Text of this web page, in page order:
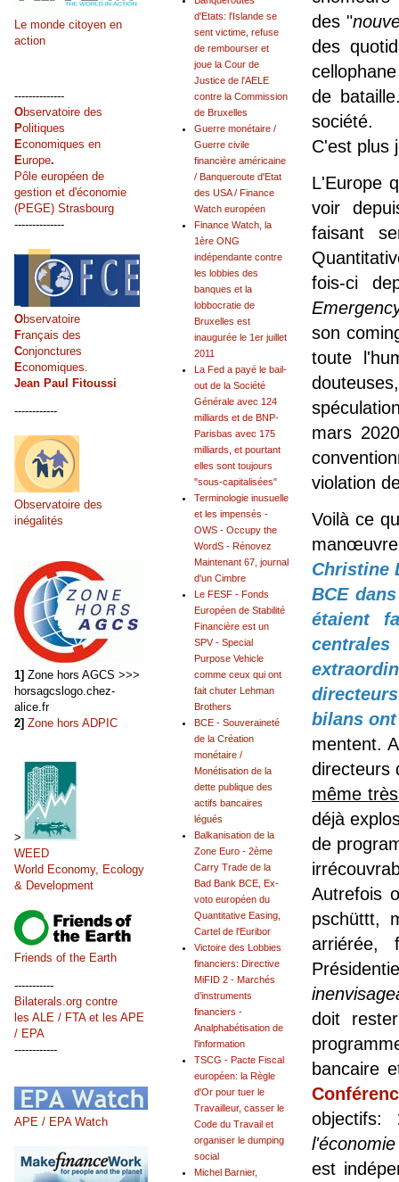
des "
des
de
société.
C'est plus
L'Europe
voir
faisant
fois-ci
son
toute
mars
violation
Voilà ce
Christine
BCE
étaient
bilans
mentent.
directeurs
même
déjà
de
Autrefois
pschüttt,
arriérée,
doit
bancaire
objectifs:
est
d'Etats: l'Islande se
sent victime, refuse
de rembourser et
joue la Cour de
Justice de l'AELE
contre la Commission
de Bruxelles
Guerre monétaire /
Guerre civile
financière américaine
/ Banqueroute d'Etat
des USA / Finance
Watch européen
Finance Watch, la
1ère ONG
indépendante contre
les lobbies des
banques et la
lobbocratie de
Bruxelles est
inaugurée le 1er juillet
2011
La Fed a payé le bail-
out de la Société
Générale avec 124
milliards et de BNP-
Parisbas avec 175
milliards, et pourtant
elles sont toujours
"sous-capitalisées"
Terminologie inusuelle
et les impensés -
OWS - Occupy the
WordS - Rénovez
Maintenant 67, journal
d'un Cimbre
Le FESF - Fonds
Européen de Stabilité
Financière est un
SPV - Special
Purpose Vehicle
comme ceux qui ont
fait chuter Lehman
Brothers
BCE - Souveraineté
de la Création
monétaire /
Monétisation de la
dette publique des
actifs bancaires
légués
Balkanisation de la
Zone Euro - 2ème
Carry Trade de la
Bad Bank BCE, Ex-
voto européen du
Quantitative Easing,
Cartel de l'Euribor
Victoire des Lobbies
financiers: Directive
MiFID 2 - Marchés
d’instruments
financiers -
Analphabétisation de
l'information
TSCG - Pacte Fiscal
européen: la Règle
d'Or pour tuer le
Travailleur, casser le
Code du Travail et
organiser le dumping
social
Michel Barnier,
Le monde citoyen en
action
--------------
Observatoire des
Politiques
Economiques en
Europe.
Pôle européen de
gestion et d'économie
(PEGE) Strasbourg
--------------
Observatoire
Français des
Conjonctures
Economiques.
Jean Paul Fitoussi
------------
Observatoire des
inégalités
1] Zone hors AGCS >>>
horsagcslogo.chez-
alice.fr
2] Zone hors ADPIC
>
WEED
World Economy, Ecology
& Development
Friends of the Earth
-----------
Bilaterals.org contre
les ALE / FTA et les APE
/ EPA
------------
APE / EPA Watch